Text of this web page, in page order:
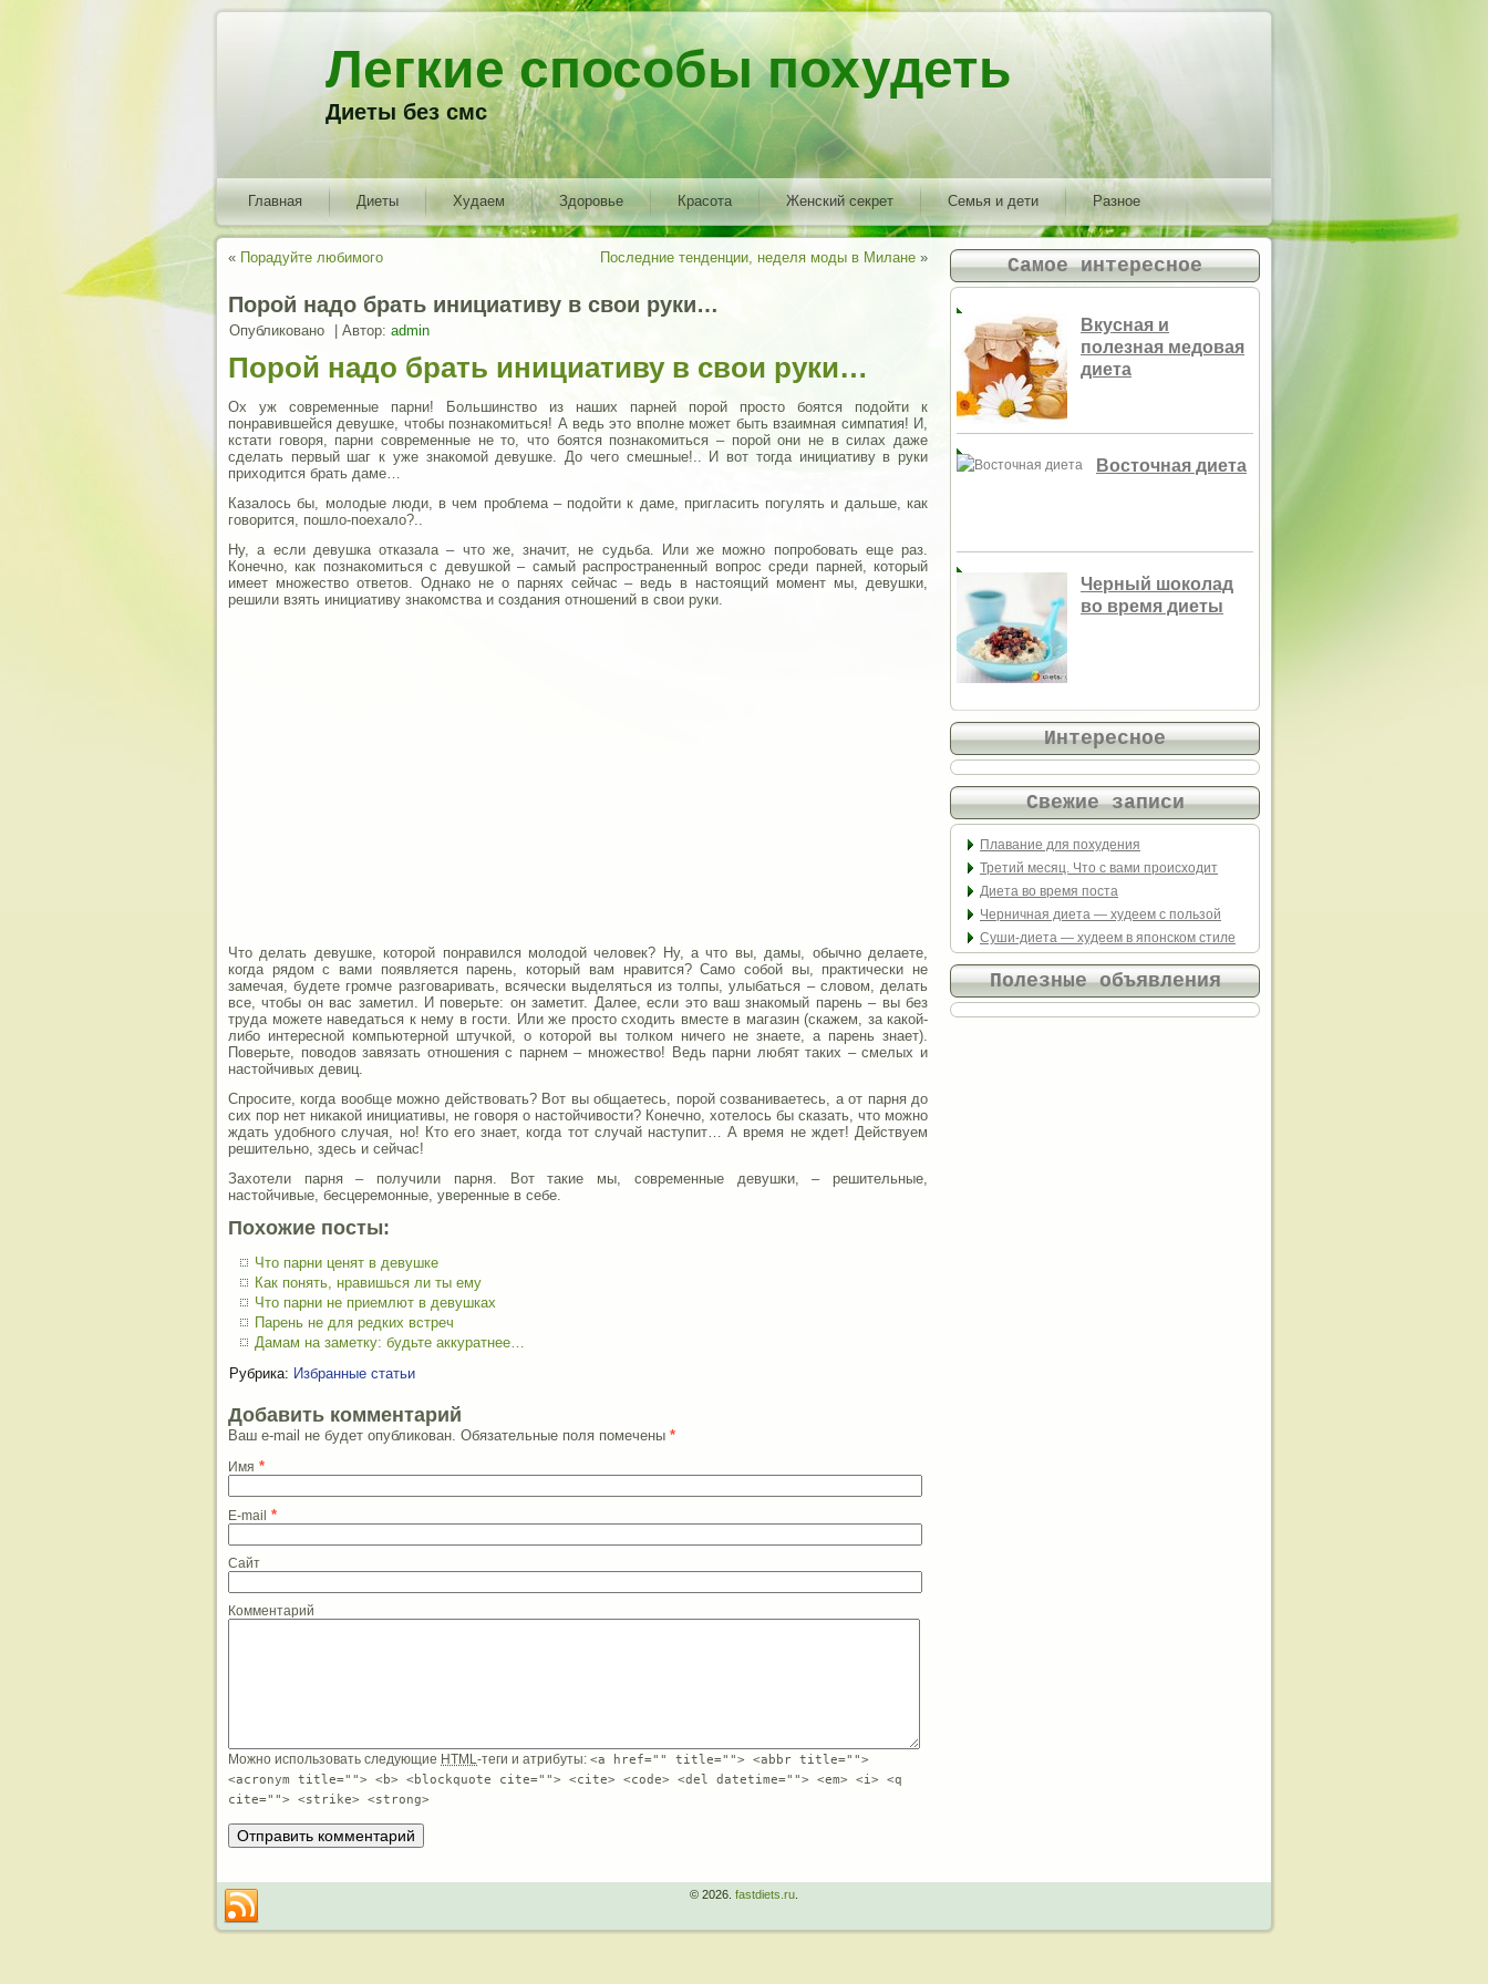
Легкие способы похудеть
Диеты без смс
Главная Диеты Худаем Здоровье Красота Женский секрет Семья и дети Разное
« Порадуйте любимого Последние тенденции, неделя моды в Милане »
Порой надо брать инициативу в свои руки…
Опубликовано Автор: admin
Порой надо брать инициативу в свои руки…
Ох уж современные парни! Большинство из наших парней порой просто боятся подойти к
понравившейся девушке, чтобы познакомиться! А ведь это вполне может быть взаимная симпатия! И,
кстати говоря, парни современные не то, что боятся познакомиться – порой они не в силах даже
сделать первый шаг к уже знакомой девушке. До чего смешные!.. И вот тогда инициативу в руки
приходится брать даме…
Казалось бы, молодые люди, в чем проблема – подойти к даме, пригласить погулять и дальше, как
говорится, пошло-поехало?..
Ну, а если девушка отказала – что же, значит, не судьба. Или же можно попробовать еще раз.
Конечно, как познакомиться с девушкой – самый распространенный вопрос среди парней, который
имеет множество ответов. Однако не о парнях сейчас – ведь в настоящий момент мы, девушки,
решили взять инициативу знакомства и создания отношений в свои руки.
Что делать девушке, которой понравился молодой человек? Ну, а что вы, дамы, обычно делаете,
когда рядом с вами появляется парень, который вам нравится? Само собой вы, практически не
замечая, будете громче разговаривать, всячески выделяться из толпы, улыбаться – словом, делать
все, чтобы он вас заметил. И поверьте: он заметит. Далее, если это ваш знакомый парень – вы без
труда можете наведаться к нему в гости. Или же просто сходить вместе в магазин (скажем, за какой-
либо интересной компьютерной штучкой, о которой вы толком ничего не знаете, а парень знает).
Поверьте, поводов завязать отношения с парнем – множество! Ведь парни любят таких – смелых и
настойчивых девиц.
Спросите, когда вообще можно действовать? Вот вы общаетесь, порой созваниваетесь, а от парня до
сих пор нет никакой инициативы, не говоря о настойчивости? Конечно, хотелось бы сказать, что можно
ждать удобного случая, но! Кто его знает, когда тот случай наступит… А время не ждет! Действуем
решительно, здесь и сейчас!
Захотели парня – получили парня. Вот такие мы, современные девушки, – решительные,
настойчивые, бесцеремонные, уверенные в себе.
Похожие посты:
Что парни ценят в девушке
Как понять, нравишься ли ты ему
Что парни не приемлют в девушках
Парень не для редких встреч
Дамам на заметку: будьте аккуратнее…
Рубрика: Избранные статьи
Добавить комментарий
Ваш e-mail не будет опубликован. Обязательные поля помечены *
Имя *
E-mail *
Сайт
Комментарий
Можно использовать следующие HTML-теги и атрибуты: <a href="" title=""> <abbr title="">
<acronym title=""> <b> <blockquote cite=""> <cite> <code> <del datetime=""> <em> <i> <q
cite=""> <strike> <strong>
Самое интересное
Вкусная и
полезная медовая
диета
Восточная диета
Черный шоколад
во время диеты
Интересное
Свежие записи
Плавание для похудения
Третий месяц. Что с вами происходит
Диета во время поста
Черничная диета — худеем с пользой
Суши-диета — худеем в японском стиле
Полезные объявления
© 2026. fastdiets.ru